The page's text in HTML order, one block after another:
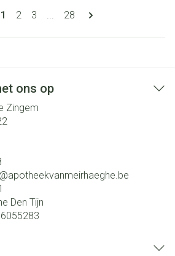
Pagina's
U lees momenteel pagina
1 Pagina
2 Pagina
3 ... Pagina
28
ons op
Zingem
apotheekvanmeirhaeghe.be
Den Tijn